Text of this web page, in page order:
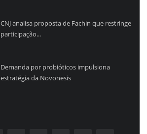
CNJ analisa proposta de Fachin que restringe
participação...
Demanda por probióticos impulsiona
estratégia da Novonesis